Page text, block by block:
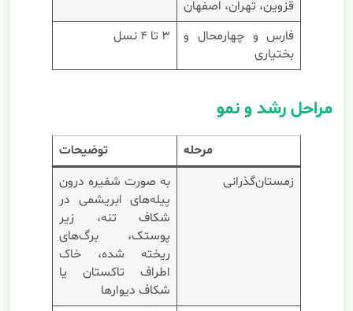
قزوین، تهران، اصفهان
فارس و چهارمحال و
بختیاری
۳ تا ۴ نسل
مراحل رشد و نمو
مرحله
توضیحات
زمستان‌گذرانی
به صورت شفیره درون
پیله‌های ابریشمی در
شکاف تنه، زیر
پوستک، برگ‌های
ریخته شده، خاک
اطراف تاکستان یا
شکاف دیوارها